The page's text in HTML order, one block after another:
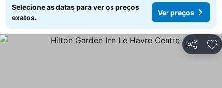
Selecione as datas para ver os preços
exatos.
Ver preços
Partilhar